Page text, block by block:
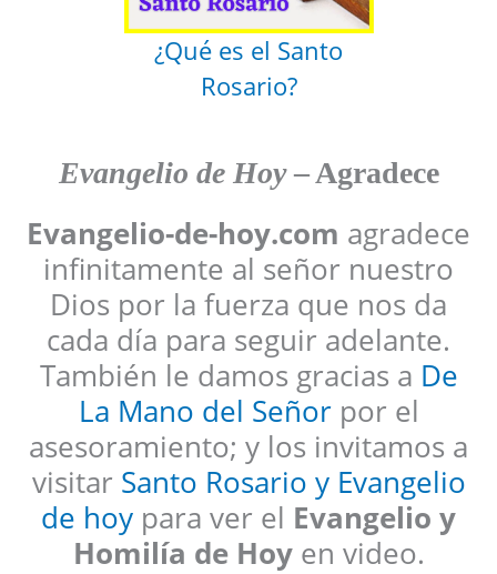
¿Qué es el Santo
Rosario?
Evangelio de Hoy– Agradece
Evangelio-de-hoy.com agradece
infinitamente al señor nuestro
Dios por la fuerza que nos da
cada día para seguir adelante.
También le damos gracias a De
La Mano del Señorpor el
asesoramiento; y los invitamos a
visitar Santo Rosario y Evangelio
de hoy para ver el Evangelio y
Homilía de Hoyen video.